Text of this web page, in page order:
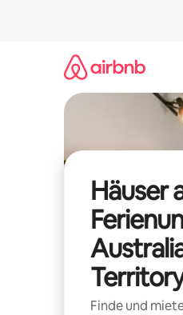
Häuser
Finde und